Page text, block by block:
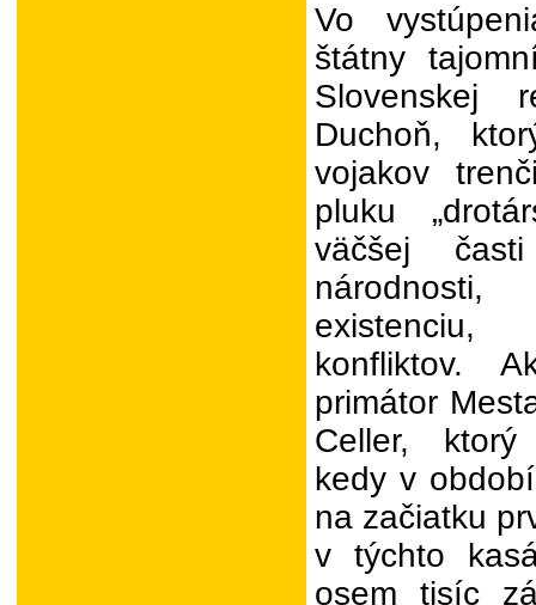
Vo
štátny
Slovenskej
Duchoň,
vojakov
pluku
väčšej
konfliktov.
primátor
Celler, ktorý
kedy v
na začiatku
v týchto
osem tisíc